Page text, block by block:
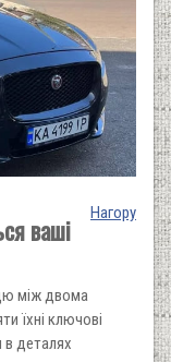
Нагору
ваші
між двома
їхні ключові
деталях